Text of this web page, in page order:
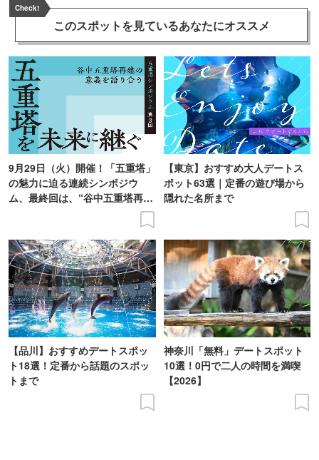
Check!
このスポットを見ているあなたにオススメ
9月29日（火）開催！「五重塔」
の魅力に迫る連続シンポジウ
ム、最終回は、“谷中五重塔再建
【東京】おすすめ大人デートス
ポット63選｜定番の遊び場から
隠れた名所まで
【品川】おすすめデートスポッ
ト18選！定番から話題のスポッ
トまで
神奈川「無料」デートスポット
10選！0円で二人の時間を満喫
【2026】